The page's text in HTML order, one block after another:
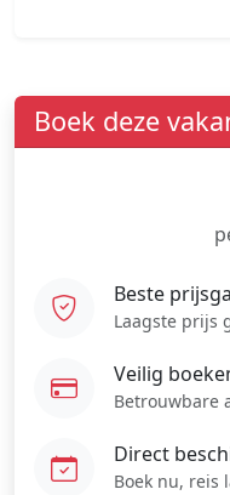
Boek deze
Beste
Laagste prijs
Veilig
Betrouwbare
Direct
Boek nu, reis